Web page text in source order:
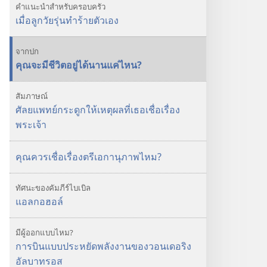
จะ
อยู่
แค่
ไหน?
คำแนะนำสำหรับครอบครัว
เมื่อลูกวัยรุ่นทำร้ายตัวเอง
จากปก
คุณจะมีชีวิตอยู่ได้นานแค่ไหน?
สัมภาษณ์
ศัลยแพทย์กระดูกให้เหตุผลที่เธอเชื่อเรื่อง
พระเจ้า
คุณควรเชื่อเรื่องตรีเอกานุภาพไหม?
ทัศนะของคัมภีร์ไบเบิล
แอลกอฮอล์
มีผู้ออกแบบไหม?
การบินแบบประหยัดพลังงานของวอนเดอริง
อัลบาทรอส